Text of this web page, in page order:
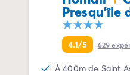
Camping La Palmyre
Camping Royan
Camping Provence-
Camping Alpes-de-
Camping Alpes-
Presqu'île
4.1/5 629
À 400m de Saint